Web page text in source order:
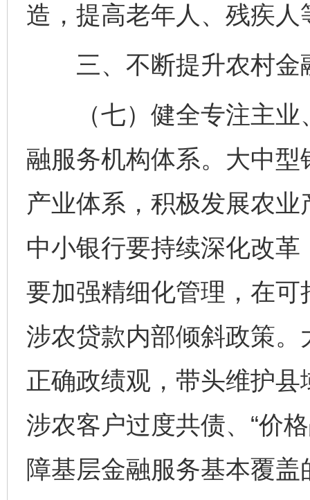
造，提高老年人、残疾
三、不断提升农村金
（七）健全专注主业
融服务机构体系。大中
产业体系，积极发展农
中小银行要持续深化改
要加强精细化管理，在
涉农贷款内部倾斜政策
正确政绩观，带头维护
涉农客户过度共债、“价
障基层金融服务基本覆